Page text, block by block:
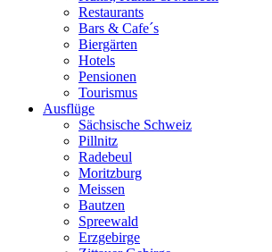
Restaurants
Bars & Cafe´s
Biergärten
Hotels
Pensionen
Tourismus
Ausflüge
Sächsische Schweiz
Pillnitz
Radebeul
Moritzburg
Meissen
Bautzen
Spreewald
Erzgebirge